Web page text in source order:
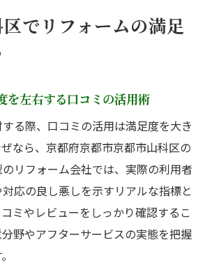
かし理想のリフォームを実現する
対応力がリフォームの満足度を左
見るリフォーム成功の秘訣
ムレビューが評価される理由と信
高評価のリフォーム事例に注目す
ム会社の対応品質をレビューで比
でリフォームの満足
を左右する口コミの活用術
る際、口コミの活用は満足度を大き
なら、京都府京都市京都市山科区の
リフォーム会社では、実際の利用者
応の良し悪しを示すリアルな指標と
ミやレビューをしっかり確認するこ
野やアフターサービスの実態を把握